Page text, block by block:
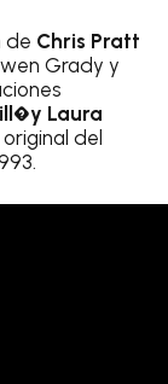
de Chris Pratt
Grady y
Laura
del